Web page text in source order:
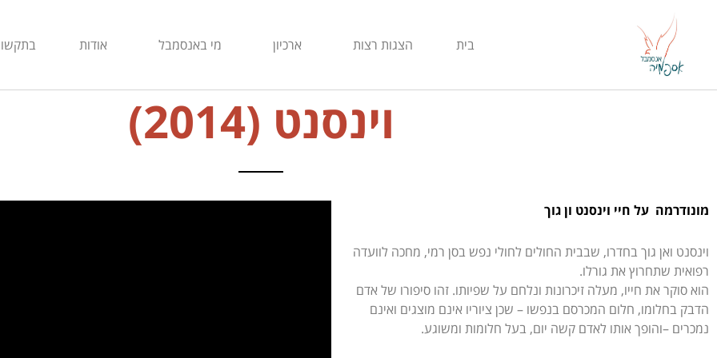
בית
הצגות רצות ארכיון מי באנסמבל אודות
וינסנט (2014)
מונודרמה על חיי וינסנט ון גוך
וינסנט ואן גוך בחדרו, שבבית החולים לחולי נפש בסן רמי, מחכה לוועדה
רפואית שתחרוץ את גורלו.
הוא סוקר את חייו, מעלה זיכרונות ונלחם על שפיותו. זהו סיפורו של אדם
הדבק בחלומו, חלום המכרסם בנפשו – שכן ציוריו אינם מוצגים ואינם
נמכרים –והופך אותו לאדם קשה יום, בעל חלומות ומשוגע.